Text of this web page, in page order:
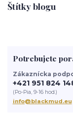
Štítky blogu
Potrebujete
Zákaznícka
+421 951 824
(Po-Pia, 9-16 hod.)
info@blackmud.eu